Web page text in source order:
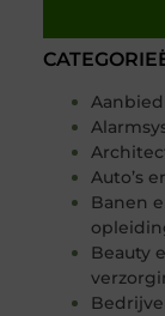
Auto’s
Banen
Beauty